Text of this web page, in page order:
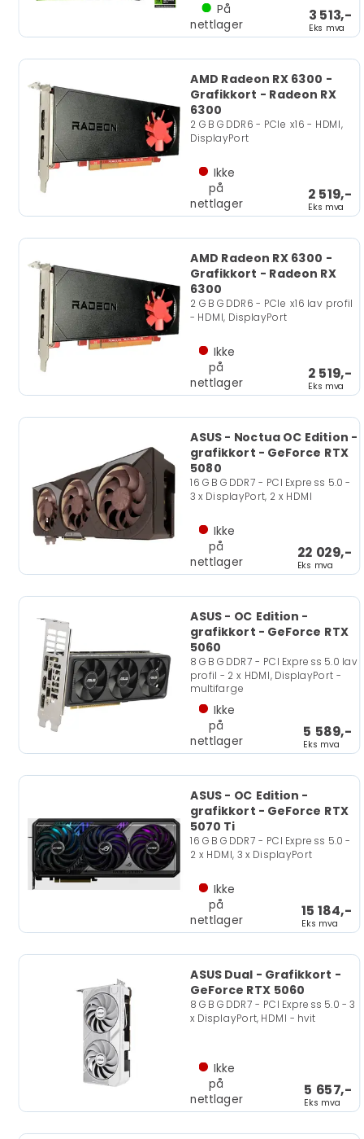
3 513,-
Eks mva
På
nettlager
AMD Radeon RX 6300 -
Grafikkort - Radeon RX
6300
2 GB GDDR6 - PCIe x16 - HDMI,
DisplayPort
2 519,-
Eks mva
Ikke
på
nettlager
AMD Radeon RX 6300 -
Grafikkort - Radeon RX
6300
2 GB GDDR6 - PCIe x16 lav profil
- HDMI, DisplayPort
2 519,-
Eks mva
Ikke
på
nettlager
ASUS - Noctua OC Edition -
grafikkort - GeForce RTX
5080
16 GB GDDR7 - PCI Express 5.0 -
3 x DisplayPort, 2 x HDMI
22 029,-
Eks mva
Ikke
på
nettlager
ASUS - OC Edition -
grafikkort - GeForce RTX
5060
8 GB GDDR7 - PCI Express 5.0 lav
profil - 2 x HDMI, DisplayPort -
multifarge
5 589,-
Eks mva
Ikke
på
nettlager
ASUS - OC Edition -
grafikkort - GeForce RTX
5070 Ti
16 GB GDDR7 - PCI Express 5.0 -
2 x HDMI, 3 x DisplayPort
15 184,-
Eks mva
Ikke
på
nettlager
ASUS Dual - Grafikkort -
GeForce RTX 5060
8 GB GDDR7 - PCI Express 5.0 - 3
x DisplayPort, HDMI - hvit
5 657,-
Eks mva
Ikke
på
nettlager